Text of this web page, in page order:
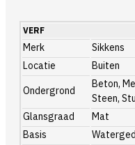
VERF
Merk
Sikkens
Locatie
Buiten
Ondergrond
Beton,
Steen,
Glansgraad
Mat
Basis